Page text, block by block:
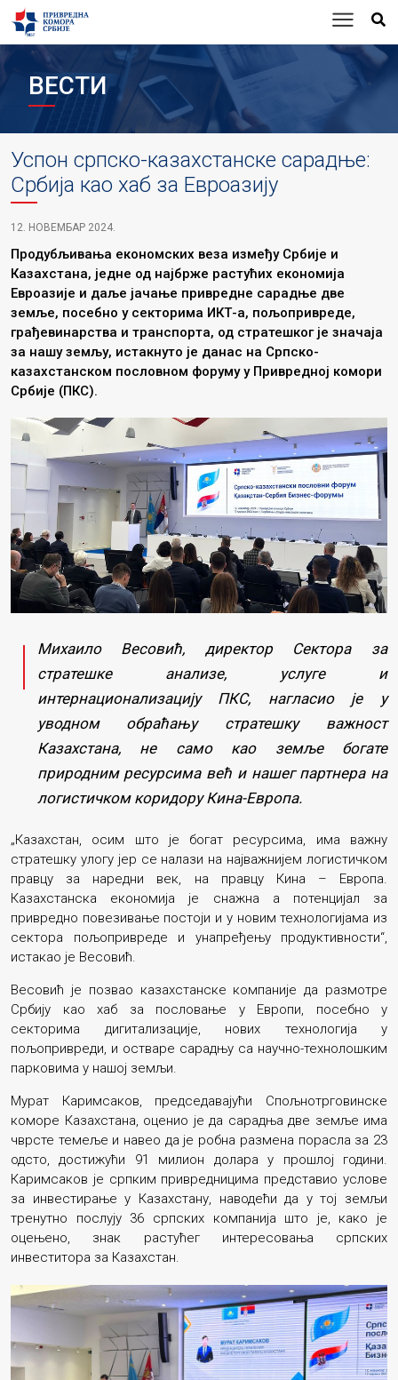
ВЕСТИ
Успон српско-казахстанске сарадње:
Србија као хаб за Евроазију
12. НОВЕМБАР 2024.
Продубљивања економских веза између Србије и
Казахстана, једне од најбрже растућих економија
Евроазије и даље јачање привредне сарадње две
земље, посебно у секторима ИКТ-а, пољопривреде,
грађевинарства и транспорта, од стратешког је значаја
за нашу земљу, истакнуто је данас на Српско-
казахстанском пословном форуму у Привредној комори
Србије (ПКС).
Михаило Весовић, директор Сектора за
стратешке анализе, услуге и
интернационализацију ПКС, нагласио је у
уводном обраћању стратешку важност
Казахстана, не само као земље богате
природним ресурсима већ и нашег партнера на
логистичком коридору Кина-Европа.
„Казахстан, осим што је богат ресурсима, има важну
стратешку улогу јер се налази на најважнијем логистичком
правцу за наредни век, на правцу Кина – Европа.
Казахстанска економија је снажна а потенцијал за
привредно повезивање постоји и у новим технологијама из
сектора пољопривреде и унапређењу продуктивности“,
истакао је Весовић.
Весовић је позвао казахстанске компаније да размотре
Србију као хаб за пословање у Европи, посебно у
секторима дигитализације, нових технологија у
пољопривреди, и остваре сарадњу са научно-технолошким
парковима у нашој земљи.
Мурат Каримсаков, председавајући Спољнотрговинске
коморе Казахстана, оценио је да сарадња две земље има
чврсте темеље и навео да је робна размена порасла за 23
одсто, достижући 91 милион долара у прошлој години.
Каримсаков је српким привредницима представио услове
за инвестирање у Казахстану, наводећи да у тој земљи
тренутно послују 36 српских компанија што је, како је
оцењено, знак растућег интересовања српских
инвеститора за Казахстан.